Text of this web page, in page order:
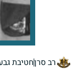
רב סרןחטיבת